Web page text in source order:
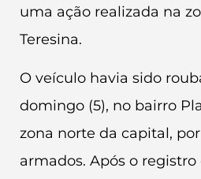
uma ação realizada na
Teresina.
O veículo havia sido
domingo (5), no bairro
zona norte da capital,
armados. Após o